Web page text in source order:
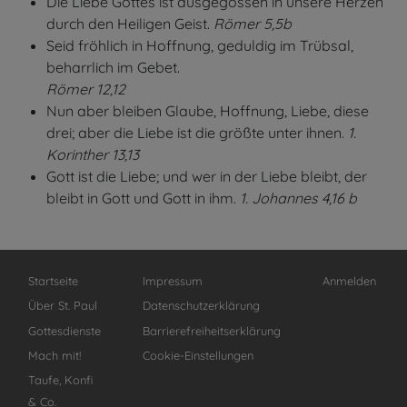
durch den Heiligen Geist. Römer 5,5b
Seid fröhlich in Hoffnung, geduldig im Trübsal,
beharrlich im Gebet.
Römer 12,12
Nun aber bleiben Glaube, Hoffnung, Liebe, diese
drei; aber die Liebe ist die größte unter ihnen. 1.
Korinther 13,13
Gott ist die Liebe; und wer in der Liebe bleibt, der
bleibt in Gott und Gott in ihm. 1. Johannes 4,16 b
Hauptnavigation
Startseite
Über St. Paul
Gottesdienste
Mach mit!
Taufe, Konfi
& Co.
Fußbereichsmenü
Impressum
Datenschutzerklärung
Barrierefreiheitserklärung
Cookie-Einstellungen
Benutzermenü
Anmelden